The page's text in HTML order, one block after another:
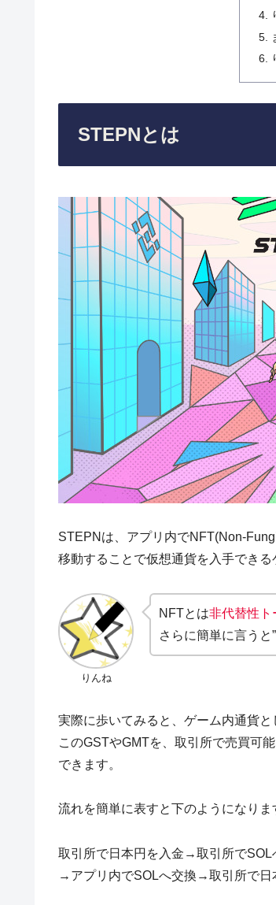
STEPNとは
STEPNは、アプリ内でNFT(Non-
移動することで仮想通貨を入手できる
りんね
NFTとは非代替性ト
さらに簡単に言うと”
実際に歩いてみると、ゲーム内通貨と
このGSTやGMTを、取引所で売買可
できます。
流れを簡単に表すと下のようになりま
取引所で日本円を入金→取引所で
→アプリ内でSOLへ交換→取引所で日